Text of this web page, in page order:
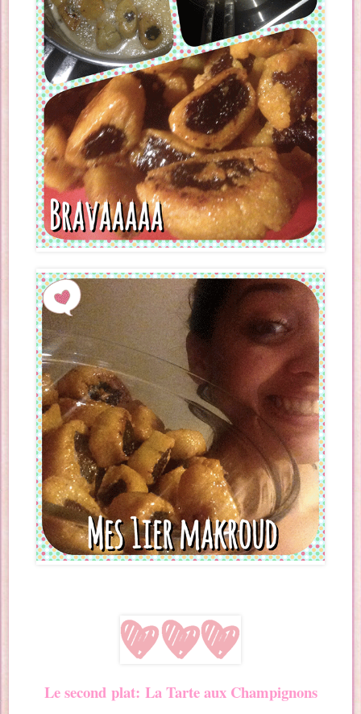
Le second plat: La Tarte aux Champignons